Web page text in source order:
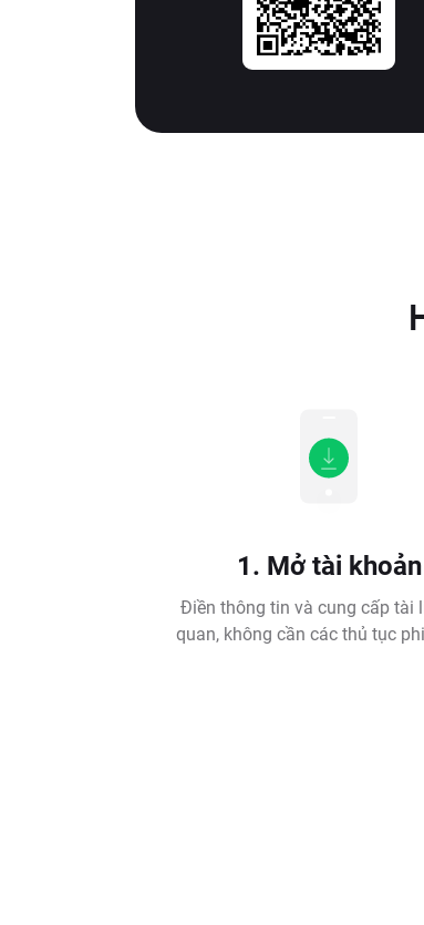
1. Mở tài khoản
Điền thông tin và cung cấp tài
quan, không cần các thủ tục